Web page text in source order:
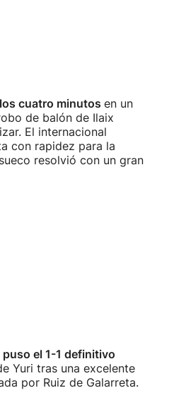
cuatro minutos en un
de balón de Ilaix
El internacional
con rapidez para la
resolvió con un gran
puso el 1-1 definitivo
Yuri tras una excelente
por Ruiz de Galarreta.